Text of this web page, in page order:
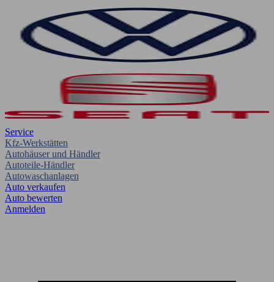
Service
Kfz-Werkstätten
Autohäuser und Händler
Autoteile-Händler
Autowaschanlagen
Auto verkaufen
Auto bewerten
Anmelden